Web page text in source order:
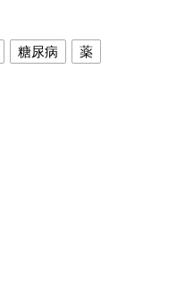
糖尿病 薬